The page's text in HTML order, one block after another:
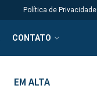
Política de Privacidade
CONTATO
EM ALTA